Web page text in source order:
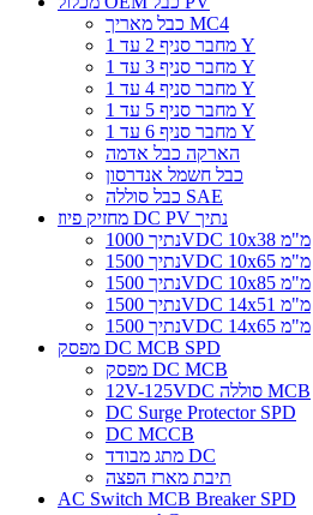
כבל מאריך MC4
מחבר סניף 2 עד 1 Y
מחבר סניף 3 עד 1 Y
מחבר סניף 4 עד 1 Y
מחבר סניף 5 עד 1 Y
מחבר סניף 6 עד 1 Y
הארקה כבל אדמה
כבל חשמל אנדרסון
כבל סוללה SAE
מחזיק פיוז DC PV נתיך
נתיך 1000VDC 10x38 מ"מ
נתיך 1500VDC 10x65 מ"מ
נתיך 1500VDC 10x85 מ"מ
נתיך 1500VDC 14x51 מ"מ
נתיך 1500VDC 14x65 מ"מ
מפסק DC MCB SPD
מפסק DC MCB
12V-125VDC סוללה MCB
DC Surge Protector SPD
DC MCCB
מתג מבודד DC
תיבת מארז הפצה
AC Switch MCB Breaker SPD